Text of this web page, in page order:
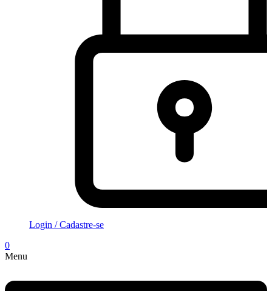
Login / Cadastre-se
0
Menu